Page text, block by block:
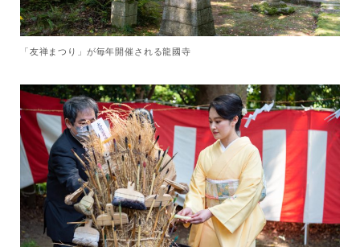
「友禅まつり」が毎年開催される龍國寺